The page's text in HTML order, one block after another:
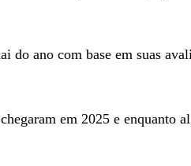
do ano com base em suas
em 2025 e enquanto